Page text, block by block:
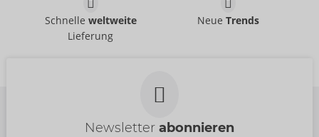
Cottelli LINGERIE- ORION Brand
Schnelle weltweite
Lieferung
NeueTrends
Newsletter abonnieren